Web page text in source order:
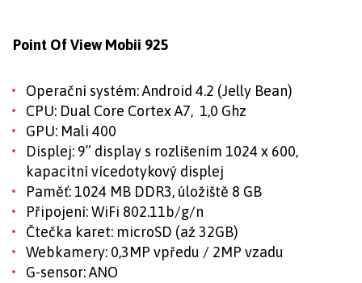
Point Of View Mobii 925
Operační systém: Android 4.2 (Jelly Bean)
CPU: Dual Core Cortex A7, 1,0 Ghz
GPU: Mali 400
Displej: 9” display s rozlišením 1024 x 600,
kapacitní vícedotykový displej
Paměť: 1024 MB DDR3, úložiště 8 GB
Připojení: WiFi 802.11b/g/n
Čtečka karet: microSD (až 32GB)
Webkamery: 0,3MP vpředu / 2MP vzadu
G-sensor: ANO